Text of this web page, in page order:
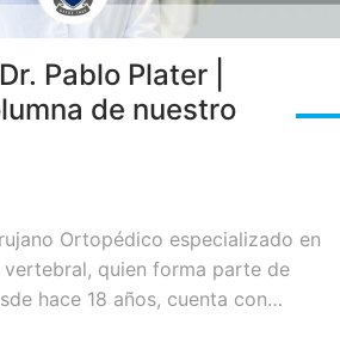
Pablo Plater |
de nuestro
Ortopédico especializado en
quien forma parte de
hace 18 años, cuenta con…